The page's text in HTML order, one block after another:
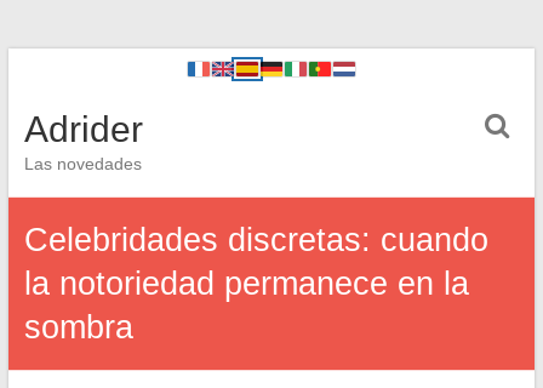
Adrider
Las novedades
Celebridades discretas: cuando
la notoriedad permanece en la
sombra